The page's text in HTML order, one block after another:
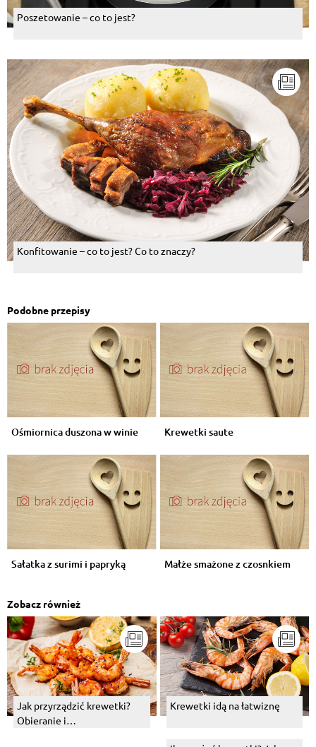
Poszetowanie – co to jest?
Konfitowanie – co to jest? Co to znaczy?
Podobne przepisy
Ośmiornica duszona w winie Krewetki saute
Sałatka z surimi i papryką Małże smażone z czosnkiem
Zobacz również
Jak przyrządzić krewetki?
Obieranie i
Krewetki idą na łatwiznę